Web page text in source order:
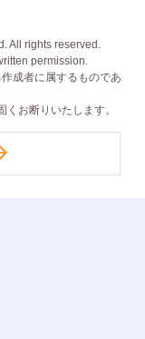
All rights reserved.
permission.
成者に属するものであ
お断りいたします。